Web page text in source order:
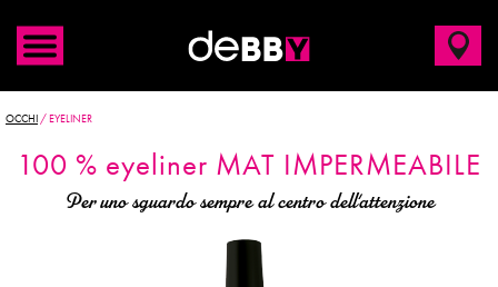
OCCHI /EYELINER
100 % eyeliner MAT IMPERMEABILE
Per uno sguardo sempre al centro dell'attenzione